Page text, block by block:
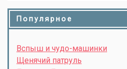
Популярное
Вспыш и чудо-машинки
Щенячий патруль